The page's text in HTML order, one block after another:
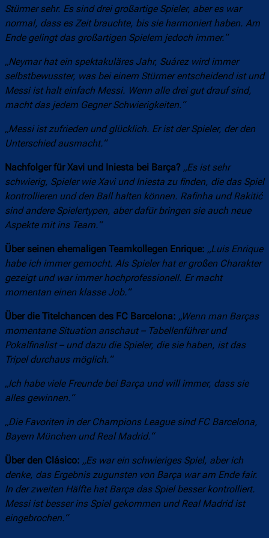
Stürmer sehr. Es sind drei großartige Spieler, aber es war
normal, dass es Zeit brauchte, bis sie harmoniert haben. Am
Ende gelingt das großartigen Spielern jedoch immer.“
„Neymar hat ein spektakuläres Jahr, Suárez wird immer
selbstbewusster, was bei einem Stürmer entscheidend ist und
Messi ist halt einfach Messi. Wenn alle drei gut drauf sind,
macht das jedem Gegner Schwierigkeiten.“
„Messi ist zufrieden und glücklich. Er ist der Spieler, der den
Unterschied ausmacht.“
Nachfolger für Xavi und Iniesta bei Barça? „Es ist sehr
schwierig, Spieler wie Xavi und Iniesta zu finden, die das Spiel
kontrollieren und den Ball halten können. Rafinha und Rakitić
sind andere Spielertypen, aber dafür bringen sie auch neue
Aspekte mit ins Team.“
Über seinen ehemaligen Teamkollegen Enrique: „Luis Enrique
habe ich immer gemocht. Als Spieler hat er großen Charakter
gezeigt und war immer hochprofessionell. Er macht
momentan einen klasse Job.“
Über die Titelchancen des FC Barcelona: „Wenn man Barças
momentane Situation anschaut – Tabellenführer und
Pokalfinalist – und dazu die Spieler, die sie haben, ist das
Tripel durchaus möglich.“
„Ich habe viele Freunde bei Barça und will immer, dass sie
alles gewinnen.“
„Die Favoriten in der Champions League sind FC Barcelona,
Bayern München und Real Madrid.“
Über den Clásico: „Es war ein schwieriges Spiel, aber ich
denke, das Ergebnis zugunsten von Barça war am Ende fair.
In der zweiten Hälfte hat Barça das Spiel besser kontrolliert.
Messi ist besser ins Spiel gekommen und Real Madrid ist
eingebrochen.“